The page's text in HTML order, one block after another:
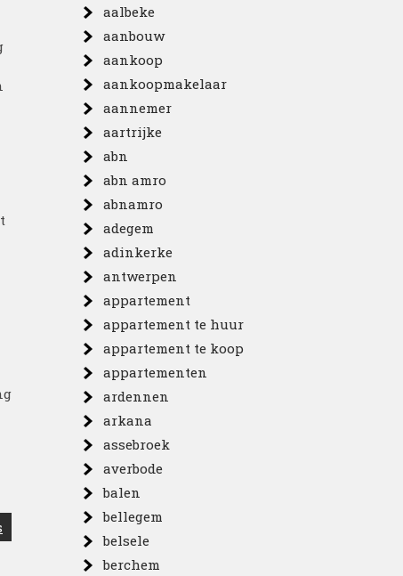
aalbeke
aanbouw
aankoop
aankoopmakelaar
aannemer
aartrijke
abn
abn amro
abnamro
adegem
adinkerke
antwerpen
appartement
appartement te huur
appartement te koop
appartementen
ardennen
arkana
assebroek
averbode
balen
bellegem
belsele
berchem